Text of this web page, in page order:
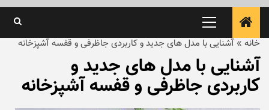
منوی
اصلی
خانه » آشنایی با مدل های جدید و کاربردی جاظرفی و قفسه آشپزخانه
آشنایی با مدل های جدید و
کاربردی جاظرفی و قفسه آشپزخانه